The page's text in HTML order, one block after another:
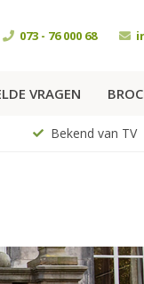
073 - 76 000 68
VRAGEN
Bekend van TV